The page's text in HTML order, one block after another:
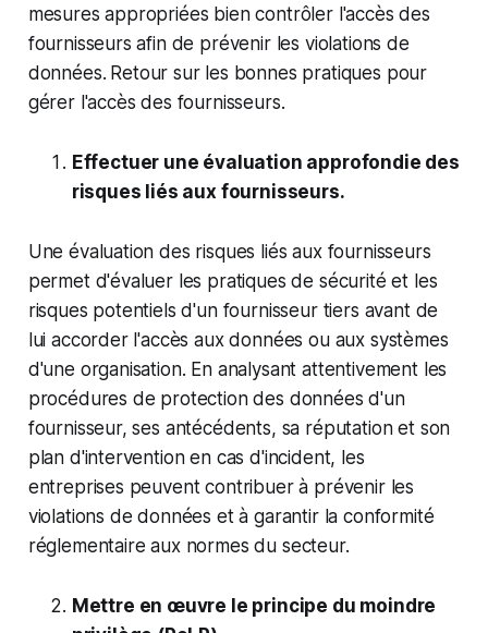
mesures appropriées bien contrôler l'accès des
fournisseurs afin de prévenir les violations de
données. Retour sur les bonnes pratiques pour
gérer l'accès des fournisseurs.
Effectuer une évaluation approfondie des
risques liés aux fournisseurs.
Une évaluation des risques liés aux fournisseurs
permet d'évaluer les pratiques de sécurité et les
risques potentiels d'un fournisseur tiers avant de
lui accorder l'accès aux données ou aux systèmes
d'une organisation. En analysant attentivement les
procédures de protection des données d'un
fournisseur, ses antécédents, sa réputation et son
plan d'intervention en cas d'incident, les
entreprises peuvent contribuer à prévenir les
violations de données et à garantir la conformité
réglementaire aux normes du secteur.
Mettre en œuvre le principe du moindre